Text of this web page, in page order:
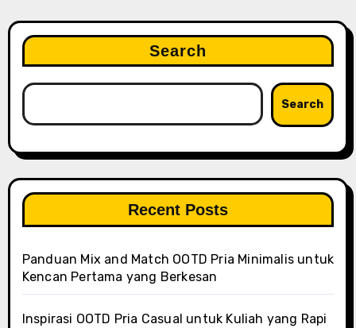
Search
Search
Recent Posts
Panduan Mix and Match OOTD Pria Minimalis untuk
Kencan Pertama yang Berkesan
Inspirasi OOTD Pria Casual untuk Kuliah yang Rapi